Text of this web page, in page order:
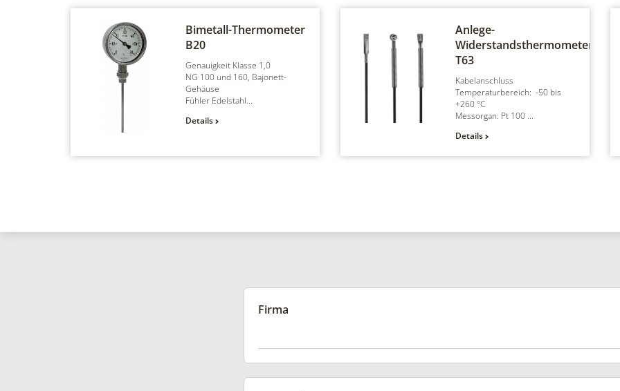
Bimetall-Thermometer
B20
Genauigkeit Klasse 1,0
NG 100 und 160, Bajonett-
Gehäuse
Fühler Edelstahl...
Details
Anlege-
Widerstandsthermometer
T63
Kabelanschluss
Temperaturbereich: -50 bis
+260 °C
Messorgan: Pt 100 ...
Details
Firma